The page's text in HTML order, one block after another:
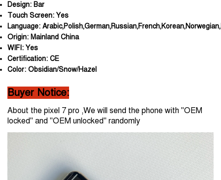
Design: Bar
Touch Screen: Yes
Language:
Origin: Mainland China
WIFI: Yes
Certification: CE
Color: Obsidian/Snow/Hazel
Buyer Notice:
About the pixel 7 pro ,We will send the phone with "OEM
locked" and "OEM unlocked" randomly